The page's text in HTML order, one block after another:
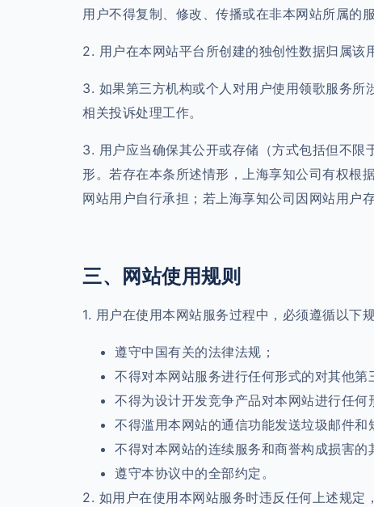
用户不得复制、修改、传播或在非本网站所属的
2. 用户在本网站平台所创建的独创性数据归属该
3. 如果第三方机构或个人对用户使用领歌服务
相关投诉处理工作。
3. 用户应当确保其公开或存储（方式包括但不
形。若存在本条所述情形，上海享知公司有权根
网站用户自行承担；若上海享知公司因网站用户
三、网站使用规则
1. 用户在使用本网站服务过程中，必须遵循以下规
遵守中国有关的法律法规；
不得对本网站服务进行任何形式的对其他第
不得为设计开发竞争产品对本网站进行任
不得滥用本网站的通信功能发送垃圾邮件和
不得对本网站的连续服务和商誉构成损害的
遵守本协议中的全部约定。
2. 如用户在使用本网站服务时违反任何上述规定